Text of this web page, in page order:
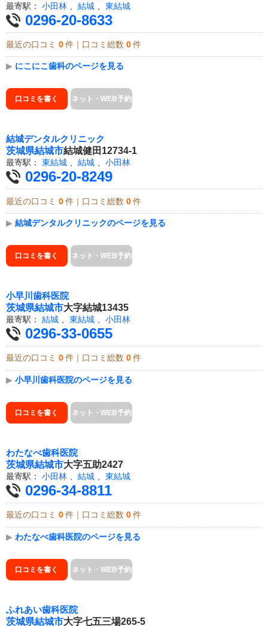
最寄駅： 小田林 結城 東結城
0296-20-8633
最近の口コミ 0 件｜口コミ総数 0 件
▶ にこにこ歯科のページを見る
口コミを書く ネット・WEB予約
結城デンタルクリニック
茨城県結城市結城健田12734-1
最寄駅： 東結城 、 結城 、 小田林
0296-20-8249
最近の口コミ 0 件｜口コミ総数 0 件
▶ 結城デンタルクリニックのページを見る
口コミを書く ネット・WEB予約
小早川歯科医院
茨城県結城市大字結城13435
最寄駅： 結城 東結城 小田林
0296-33-0655
最近の口コミ 0 件｜口コミ総数 0 件
▶ 小早川歯科医院のページを見る
口コミを書く ネット・WEB予約
わたなべ歯科医院
茨城県結城市大字五助2427
最寄駅： 小田林 結城 東結城
0296-34-8811
最近の口コミ 0 件｜口コミ総数 0 件
▶ わたなべ歯科医院のページを見る
口コミを書く ネット・WEB予約
ふれあい歯科医院
茨城県結城市大字七五三場265-5